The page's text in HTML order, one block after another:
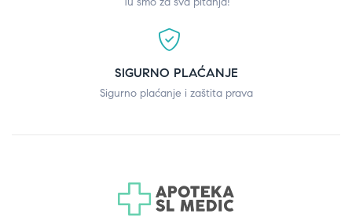
SIGURNO PLAĆANJE
Sigurno plaćanje i zaštita prava